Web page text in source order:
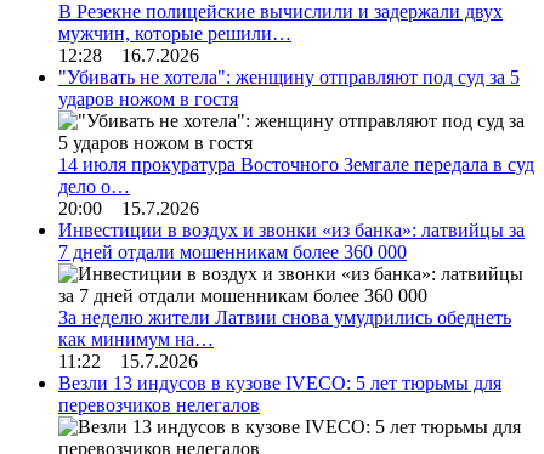
В Резекне полицейские вычислили и задержали двух
мужчин, которые решили…
12:28 16.7.2026
"Убивать не хотела": женщину отправляют под суд за 5
ударов ножом в гостя
14 июля прокуратура Восточного Земгале передала в суд
дело о…
20:00 15.7.2026
Инвестиции в воздух и звонки «из банка»: латвийцы за
7 дней отдали мошенникам более 360 000
За неделю жители Латвии снова умудрились обеднеть
как минимум на…
11:22 15.7.2026
Везли 13 индусов в кузове IVECO: 5 лет тюрьмы для
перевозчиков нелегалов